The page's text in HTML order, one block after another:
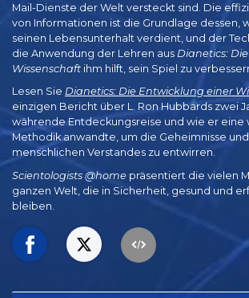
Mail-Dienste der Welt versteckt sind. Die
von Informationen ist die Grundlage dessen,
seinen Lebensunterhalt verdient, und der
die Anwendung der Lehren aus Dianetics:
Wissenschaft ihm hilft, sein Spiel zu
Lesen Sie Dianetics: Die Entwicklung einer
einzigen Bericht über L. Ron Hubbards zwei
währende Entdeckungsreise und wie er eine
Methodik anwandte, um die Geheimnisse
menschlichen Verstandes zu entwirren.
Scientologists @home präsentiert die vielen
ganzen Welt, die in Sicherheit, gesund und
bleiben.